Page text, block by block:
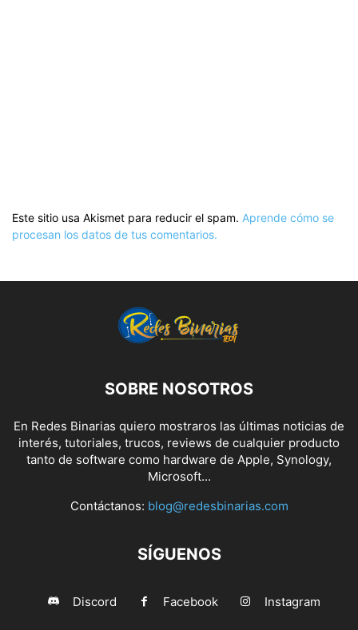
Este sitio usa Akismet para reducir el spam. Aprende cómo se
procesan los datos de tus comentarios.
SOBRE NOSOTROS
En Redes Binarias quiero mostraros las últimas noticias de
interés, tutoriales, trucos, reviews de cualquier producto
tanto de software como hardware de Apple, Synology,
Microsoft...
Contáctanos: blog@redesbinarias.com
SÍGUENOS
Discord Facebook Instagram